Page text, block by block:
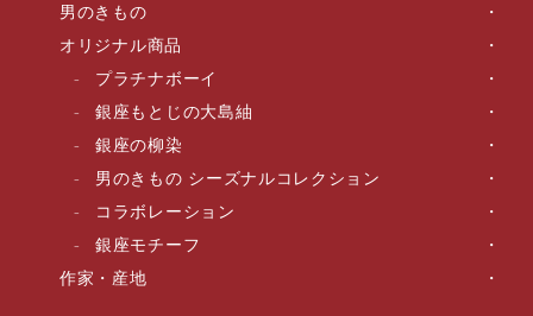
男のきもの
オリジナル商品
プラチナボーイ
銀座もとじの大島紬
銀座の柳染
男のきもの シーズナルコレクション
コラボレーション
銀座モチーフ
作家・産地